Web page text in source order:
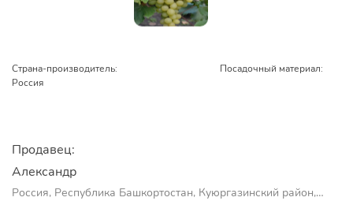
Страна-производитель:
Россия
Посадочный материал:
Продавец:
Александр
Россия, Республика Башкортостан, Куюргазинский район,